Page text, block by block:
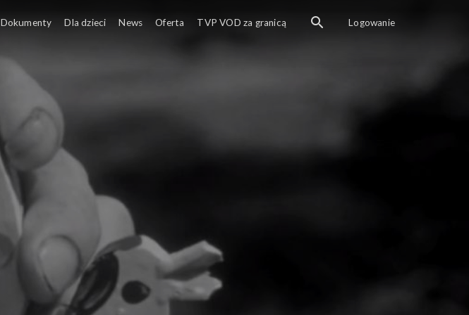
Dokumenty Dla dzieci News Oferta TVP VOD za granicą Logowanie